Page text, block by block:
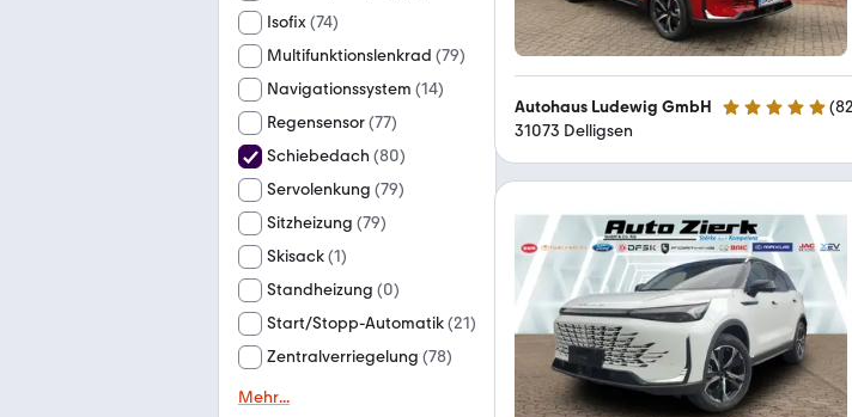
Isofix(74)
Multifunktionslenkrad (79)
Navigationssystem (14)
Regensensor(77)
Schiebedach (80)
Servolenkung (79)
Sitzheizung (79)
Skisack(1)
Standheizung (0)
Start/Stopp-Automatik(21)
Zentralverriegelung (78)
Mehr...
Autohaus Ludewig GmbH 4.9 Sterne (82
31073 Delligsen